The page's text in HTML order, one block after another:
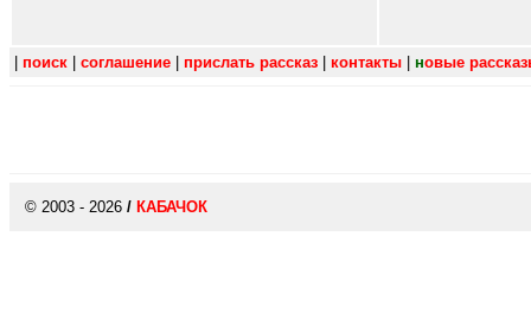
поиск соглашение прислать рассказ контакты новые
© 2003 - 2026 / КАБАЧОК